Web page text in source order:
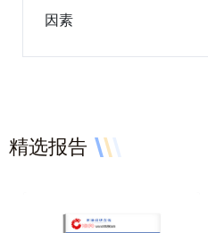
因素
精选报告